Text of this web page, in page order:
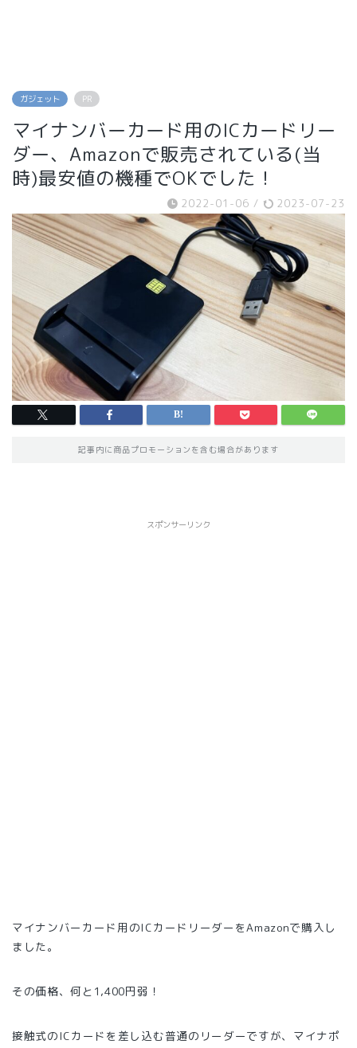
ガジェット PR
マイナンバーカード用のICカードリー
ダー、Amazonで販売されている(当
時)最安値の機種でOKでした！
2022-01-06 / 2023-07-23
記事内に商品プロモーションを含む場合があります
スポンサーリンク
マイナンバーカード用のICカードリーダーをAmazonで購入し
ました。
その価格、何と1,400円弱！
接触式のICカードを差し込む普通のリーダーですが、マイナポ